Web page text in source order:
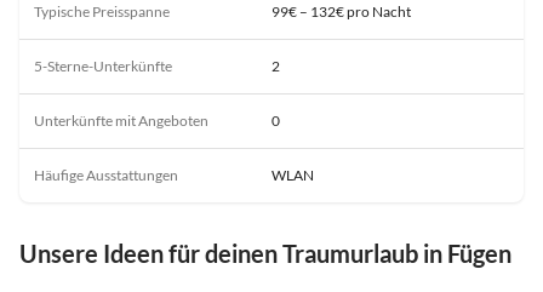
Typische Preisspanne 99€ – 132€ pro Nacht
5-Sterne-Unterkünfte 2
Unterkünfte mit Angeboten 0
Häufige Ausstattungen WLAN
Unsere Ideen für deinen Traumurlaub in Fügen